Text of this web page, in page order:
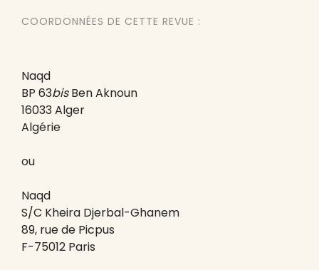
COORDONNÉES DE CETTE REVUE :
Naqd
BP 63bisBen Aknoun
16033 Alger
Algérie
ou
Naqd
S/C Kheira Djerbal-Ghanem
89, rue de Picpus
F-75012 Paris